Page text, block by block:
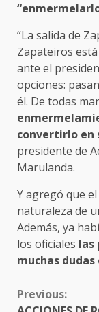
“La salida de
Zapateiros
ante el
opciones:
él. De todas
convertirlo en
presidente de
Marulanda.
Y agregó que
naturaleza de
Además, ya
los oficiales las
muchas
CONTINUE
READING
Previous: